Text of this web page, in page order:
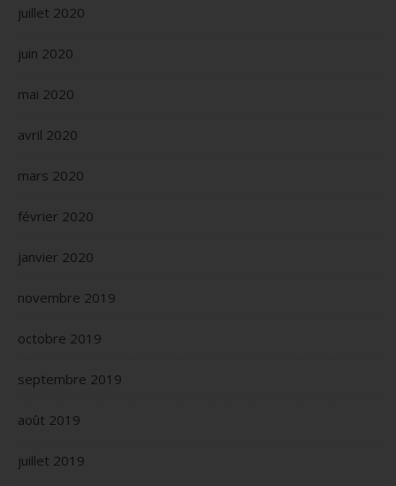
juillet 2020
juin 2020
mai 2020
avril 2020
mars 2020
février 2020
janvier 2020
novembre 2019
octobre 2019
septembre 2019
août 2019
juillet 2019